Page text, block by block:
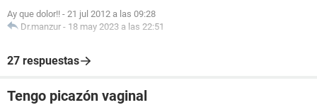
Ay que dolor!! - 21 jul 2012 a las 09:28
Dr.manzur - 18 may 2023 a las 22:51
27 respuestas
Tengo picazón vaginal